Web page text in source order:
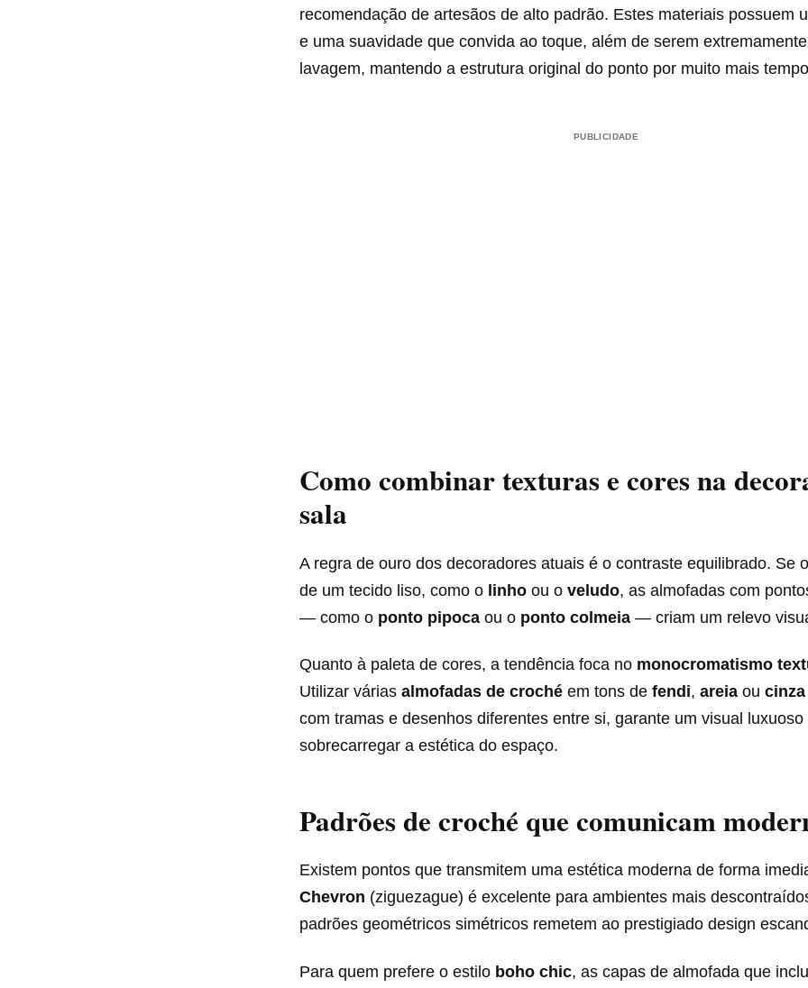
recomendação de artesãos de alto padrão. Estes materiais possuem
e uma suavidade que convida ao toque, além de serem
lavagem, mantendo a estrutura original do ponto por muito mais
PUBLICIDADE
Como combinar texturas e cores na
sala
A regra de ouro dos decoradores atuais é o contraste equilibrado. Se
de um tecido liso, como o linho ou o veludo, as almofadas com
— como o ponto pipoca ou o ponto colmeia — criam um relevo
Quanto à paleta de cores, a tendência foca no monocromatismo
Utilizar várias almofadas de croché em tons de fendi, areia ou
com tramas e desenhos diferentes entre si, garante um visual
sobrecarregar a estética do espaço.
Padrões de croché que comunicam
Existem pontos que transmitem uma estética moderna de forma
Chevron (ziguezague) é excelente para ambientes mais
padrões geométricos simétricos remetem ao prestigiado design
Para quem prefere o estilo boho chic, as capas de almofada que